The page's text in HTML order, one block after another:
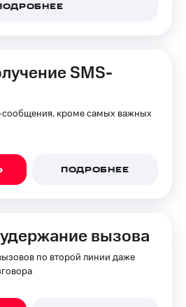
SMS-
кроме самых важных
ПОДРОБНЕЕ
вызова
по второй линии даже